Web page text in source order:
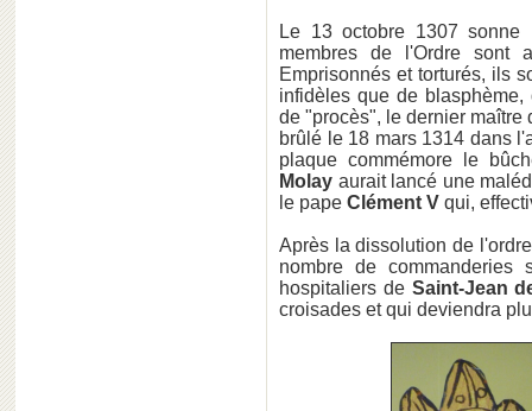
Le 13 octobre 1307
membres de l'Ordre sont
Emprisonnés et torturés, ils
infidèles que de
de "procès", le dernier maître
brûlé le 18 mars 1314 dans
plaque commémore le
Molay aurait lancé une
le pape Clément V qui,
Après la dissolution de
nombre de
hospitaliers de Saint-Jean
croisades et qui deviendra